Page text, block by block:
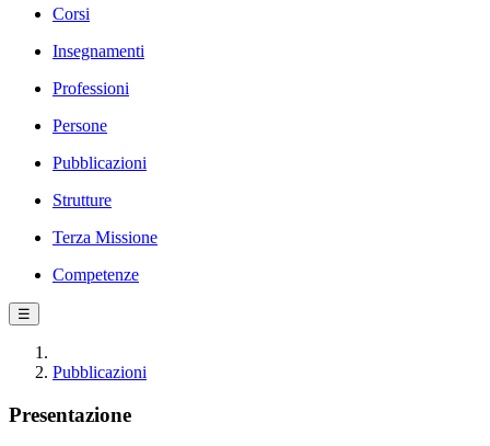
Corsi
Insegnamenti
Professioni
Persone
Pubblicazioni
Strutture
Terza Missione
Competenze
☰
Pubblicazioni
Presentazione